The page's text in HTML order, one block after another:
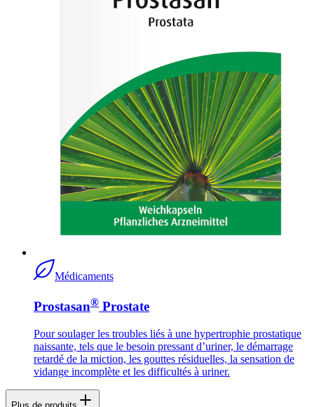
Médicaments
Prostasan® Prostate
Pour soulager les troubles liés à une hypertrophie prostatique
naissante, tels que le besoin pressant d’uriner, le démarrage
retardé de la miction, les gouttes résiduelles, la sensation de
vidange incomplète et les difficultés à uriner.